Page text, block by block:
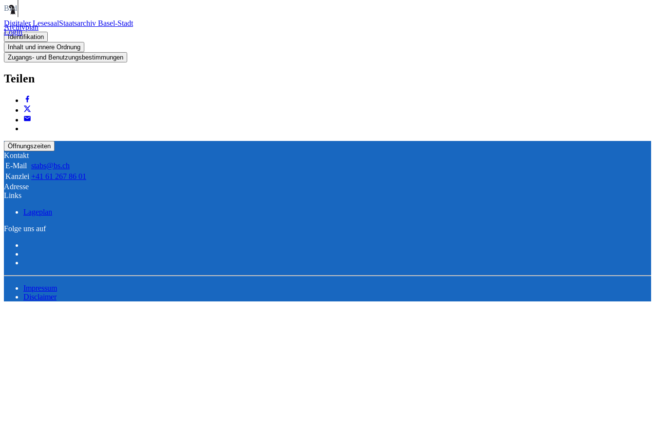
Digitaler LesesaalStaatsarchiv Basel-Stadt
Login
Bild
Archivplan
Identifikation
Inhalt und innere Ordnung
Zugangs- und Benutzungsbestimmungen
Teilen
Öffnungszeiten
Kontakt
E-Mail stabs@bs.ch
Kanzlei +41 61 267 86 01
Adresse
Links
Lageplan
Folge uns auf
Impressum
Disclaimer